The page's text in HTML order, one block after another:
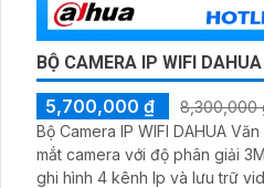
BỘ CAMERA IP WIFI
5,700,000 ₫
8,300,000
Bộ Camera IP WIFI DAHUA
mắt camera với độ phân giải
ghi hình 4 kênh Ip và lưu trữ